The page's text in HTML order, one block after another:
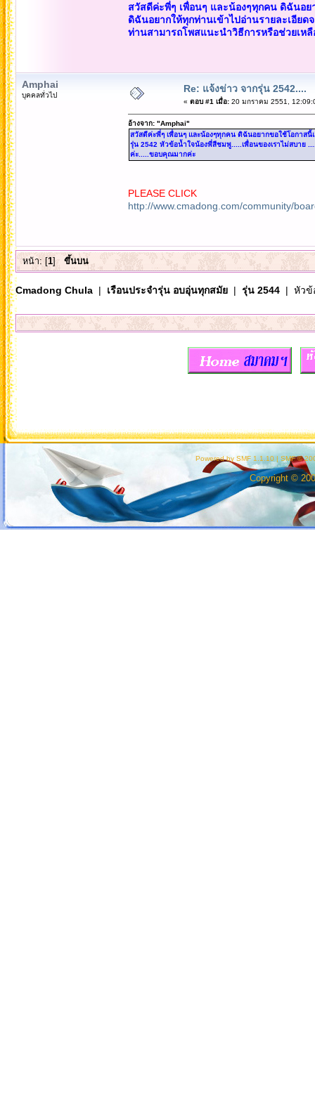
สวัสดีค่ะพี่ๆ เพื่อนๆ และน้องๆทุกคน ดิฉันอย
ดิฉันอยากให้ทุกท่านเข้าไปอ่านรายละเอีย
ท่านสามารถโพสแนะนำวิธีการหรือช่วยเห
Amphai
บุคคลทั่วไป
Re: แจ้งข่าว จากรุ่น 2542....
« ตอบ #1 เมื่อ:20 มกราคม 2551,
อ้างจาก: "Amphai"
สวัสดีค่ะพี่ๆ เพื่อนๆ และน้องๆทุกคน ดิฉันอยากขอใช้โอกาสนี้
รุ่น 2542 หัวข้อน้ำใจน้องพี่สีชมพู.....เพื่อนของเราไม่สบาย
ค่ะ.....ขอบคุณมากค่ะ
PLEASE CLICK
http://www.cmadong.com/community/
หน้า: [1] ขึ้นบน
Cmadong Chula| เรือนประจำรุ่น อบอุ่นทุกสมัย| รุ่น 2544| หัวข้
Powered by SMF 1.1.10 | SMF ©
Copyright ©